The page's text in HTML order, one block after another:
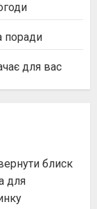
поради
для вас
блиск
для